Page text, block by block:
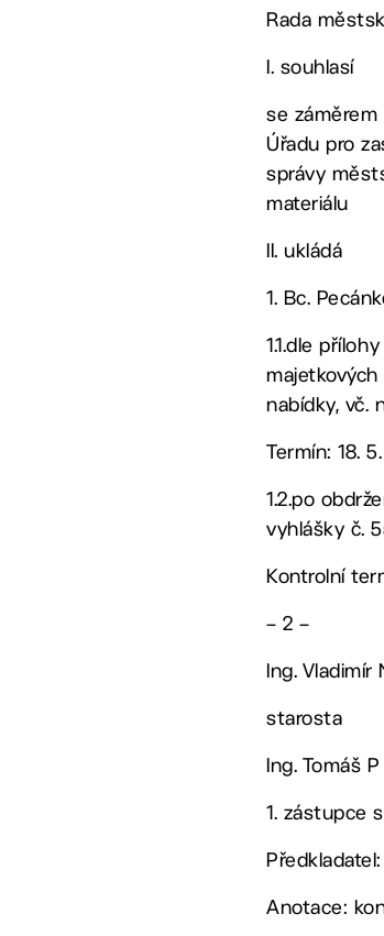
Rada
I. souhlasí
se záměrem
Úřadu pro
správy
materiálu
II. ukládá
1. Bc.
1.1.dle
nabídky, vč.
Termín: 18.
1.2.po
vyhlášky č.
Kontrolní
– 2 –
Ing. Vladimír
starosta
Ing. Tomáš
1. zástupce
Anotace: